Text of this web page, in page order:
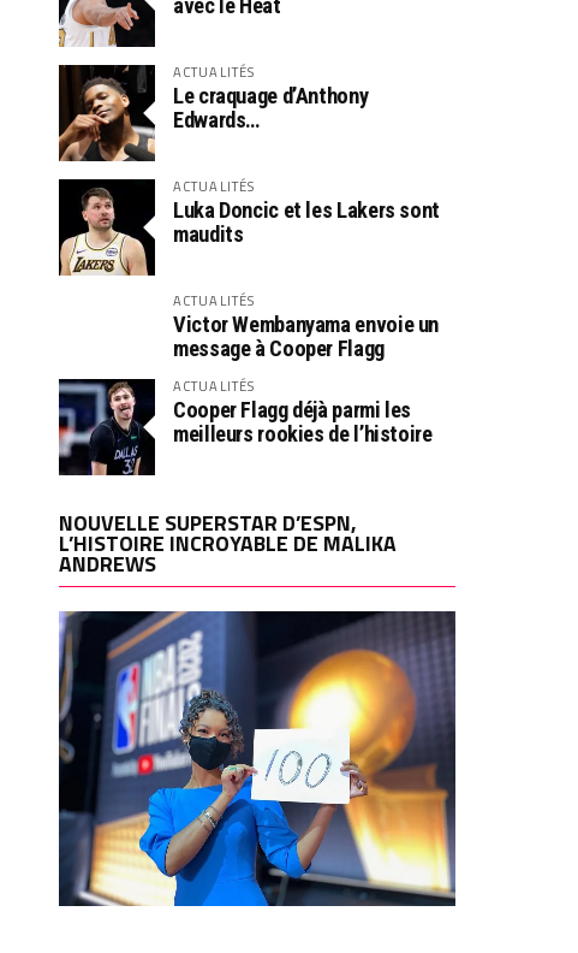
avec le Heat
ACTUALITÉS
Le craquage d’Anthony
Edwards…
ACTUALITÉS
Luka Doncic et les Lakers sont
maudits
ACTUALITÉS
Victor Wembanyama envoie un
message à Cooper Flagg
ACTUALITÉS
Cooper Flagg déjà parmi les
meilleurs rookies de l’histoire
NOUVELLE SUPERSTAR D’ESPN,
L’HISTOIRE INCROYABLE DE MALIKA
ANDREWS